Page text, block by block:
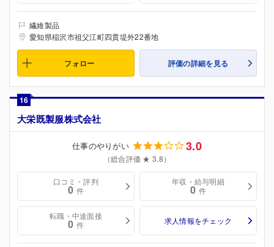
繊維製品
愛知県稲沢市祖父江町四貫堤外22番地
フォロー 評価の詳細を見る
16
大栄既製服株式会社
仕事のやりがい 3.0
（総合評価 ★ 3.8）
口コミ・評判
0 件
年収・給与明細
0 件
転職・中途面接
0 件 求人情報をチェック